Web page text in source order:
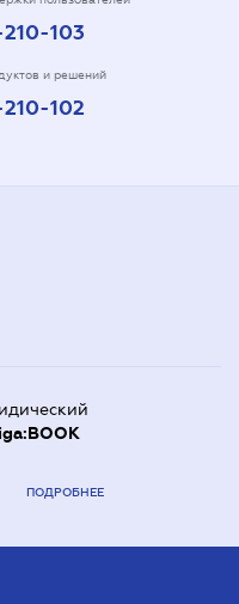
103
и решений
102
ПОДРОБНЕЕ